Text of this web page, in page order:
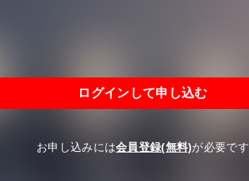
ログインして申し込む
お申し込みには会員登録(無料)が必要です